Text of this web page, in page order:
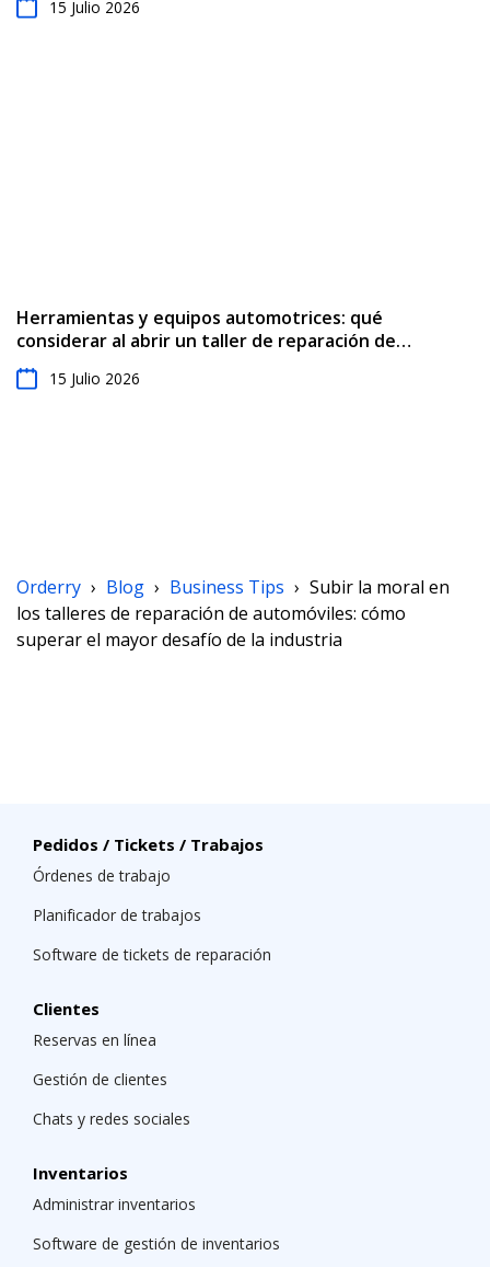
15 Julio 2026
Herramientas y equipos automotrices: qué
considerar al abrir un taller de reparación de
automóviles
15 Julio 2026
Orderry › Blog › Business Tips › Subir la moral en
los talleres de reparación de automóviles: cómo
superar el mayor desafío de la industria
Pedidos / Tickets / Trabajos
Órdenes de trabajo
Planificador de trabajos
Software de tickets de reparación
Clientes
Reservas en línea
Gestión de clientes
Chats y redes sociales
Inventarios
Administrar inventarios
Software de gestión de inventarios